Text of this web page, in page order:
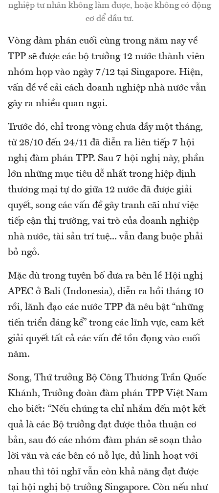
nghiệp tư nhân không làm được, hoặc không có động
cơ để đầu tư.
Vòng đàm phán cuối cùng trong năm nay về
TPP sẽ được các bộ trưởng 12 nước thành viên
nhóm họp vào ngày 7/12 tại Singapore. Hiện,
vấn đề về cải cách doanh nghiệp nhà nước vẫn
gây ra nhiều quan ngại.
Trước đó, chỉ trong vòng chưa đầy một tháng,
từ 28/10 đến 24/11 đã diễn ra liên tiếp 7 hội
nghị đàm phán TPP. Sau 7 hội nghị này, phần
lớn những mục tiêu dễ nhất trong hiệp định
thương mại tự do giữa 12 nước đã được giải
quyết, song các vấn đề gây tranh cãi như việc
tiếp cận thị trường, vai trò của doanh nghiệp
nhà nước, tài sản trí tuệ... vẫn đang buộc phải
bỏ ngỏ.
Mặc dù trong tuyên bố đưa ra bên lề Hội nghị
APEC ở Bali (Indonesia), diễn ra hồi tháng 10
rồi, lãnh đạo các nước TPP đã nêu bật “những
tiến triển đáng kể” trong các lĩnh vực, cam kết
giải quyết tất cả các vấn đề tồn đọng vào cuối
năm.
Song, Thứ trưởng Bộ Công Thương Trần Quốc
Khánh, Trưởng đoàn đàm phán TPP Việt Nam
cho biết: “Nếu chúng ta chỉ nhắm đến một kết
quả là các Bộ trưởng đạt được thỏa thuận cơ
bản, sau đó các nhóm đàm phán sẽ soạn thảo
lời văn và các bên có nỗ lực, đủ linh hoạt với
nhau thì tôi nghĩ vẫn còn khả năng đạt được
tại hội nghị bộ trưởng Singapore. Còn nếu như